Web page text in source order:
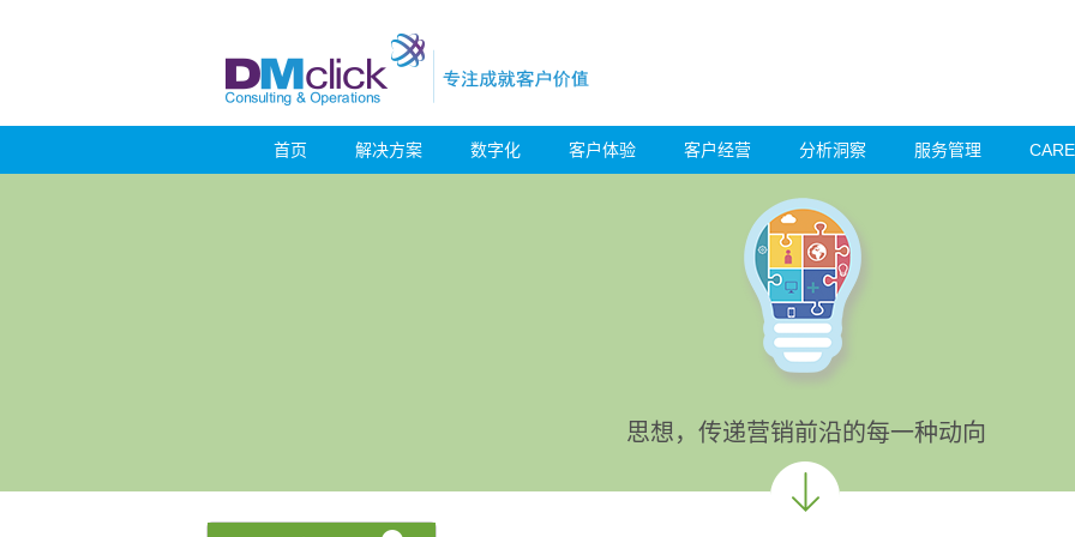
首页 解决方案 数字化 客户体验 客户经营 分析洞察 服务管理
思想，传递营销前沿的每一种动向